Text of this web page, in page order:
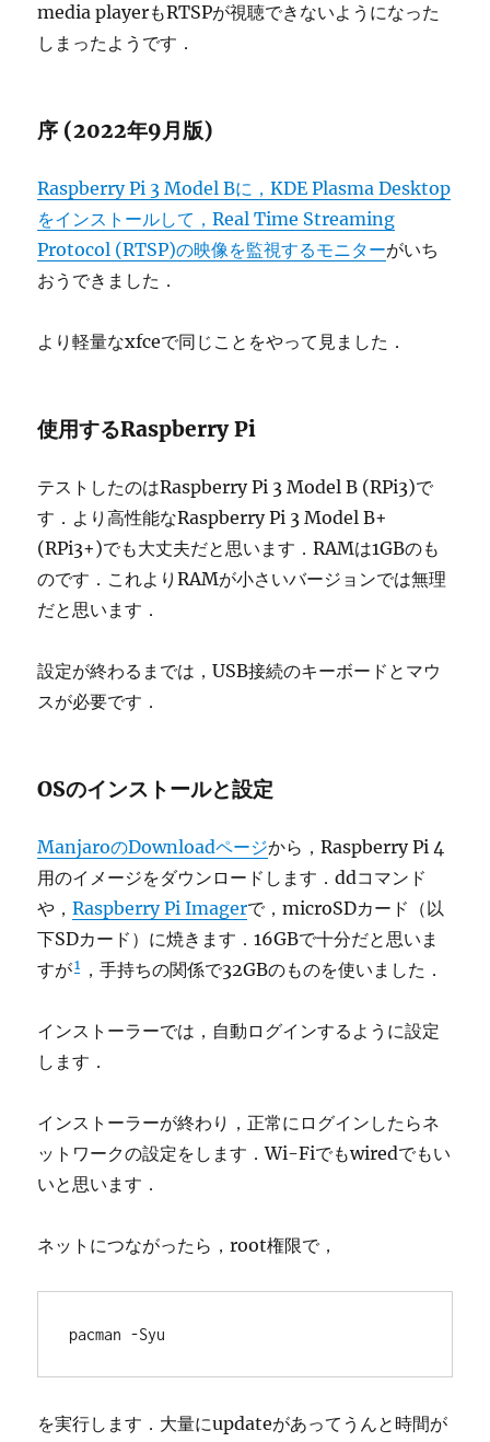
media playerもRTSPが視聴できないようになった
しまったようです．
序 (2022年9月版)
Raspberry Pi 3 Model Bに，KDE Plasma Desktop
をインストールして，Real Time Streaming
Protocol (RTSP)の映像を監視するモニターがいち
おうできました．
より軽量なxfceで同じことをやって見ました．
使用するRaspberry Pi
テストしたのはRaspberry Pi 3 Model B (RPi3)で
す．より高性能なRaspberry Pi 3 Model B+
(RPi3+)でも大丈夫だと思います．RAMは1GBのも
のです．これよりRAMが小さいバージョンでは無理
だと思います．
設定が終わるまでは，USB接続のキーボードとマウ
スが必要です．
OSのインストールと設定
ManjaroのDownloadページから，Raspberry Pi 4
用のイメージをダウンロードします．ddコマンド
や，Raspberry Pi Imagerで，microSDカード（以
下SDカード）に焼きます．16GBで十分だと思いま
すが1 ，手持ちの関係で32GBのものを使いました．
インストーラーでは，自動ログインするように設定
します．
インストーラーが終わり，正常にログインしたらネ
ットワークの設定をします．Wi-Fiでもwiredでもい
いと思います．
ネットにつながったら，root権限で，
pacman -Syu
を実行します．大量にupdateがあってうんと時間が